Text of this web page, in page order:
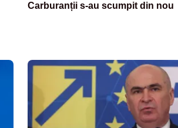
Carburanții s-au scumpit din nou